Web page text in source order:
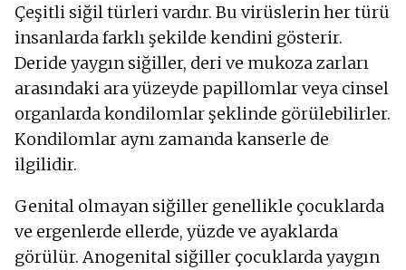
Çeşitli siğil türleri vardır. Bu virüslerin her türü
insanlarda farklı şekilde kendini gösterir.
Deride yaygın siğiller, deri ve mukoza zarları
arasındaki ara yüzeyde papillomlar veya cinsel
organlarda kondilomlar şeklinde görülebilirler.
Kondilomlar aynı zamanda kanserle de
ilgilidir.
Genital olmayan siğiller genellikle çocuklarda
ve ergenlerde ellerde, yüzde ve ayaklarda
görülür. Anogenital siğiller çocuklarda yaygın